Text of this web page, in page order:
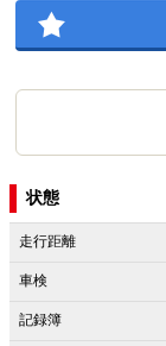
状態
走行距離
車検
記録簿